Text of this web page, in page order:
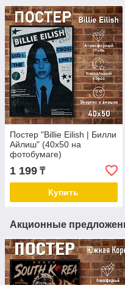
Постер "Billie Eilish | Билли
Айлиш" (40х50 на
фотобумаге)
1 199 ₸
Купить
Акционные